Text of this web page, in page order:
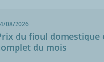
08/2026
du fioul domestique
du mois